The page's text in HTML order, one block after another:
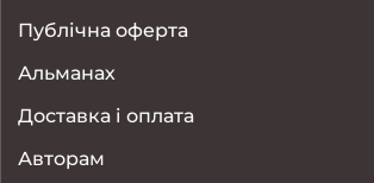
Публічна оферта
Альманах
Доставка і оплата
Авторам